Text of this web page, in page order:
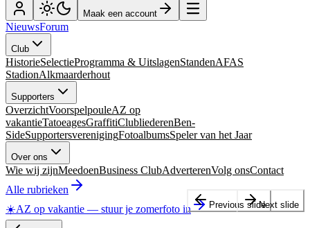
Maak een account
NieuwsForum
Club
HistorieSelectieProgramma & UitslagenStandenAFAS
StadionAlkmaarderhout
Supporters
OverzichtVoorspelpouleAZ op
vakantieTatoeagesGraffitiClubliederenBen-
SideSupportersverenigingFotoalbumsSpeler van het Jaar
Over ons
Wie wij zijnMeedoenBusiness ClubAdverterenVolg onsContact
Alle rubrieken
☀️AZ op vakantie — stuur je zomerfoto in Previous slideNext slide